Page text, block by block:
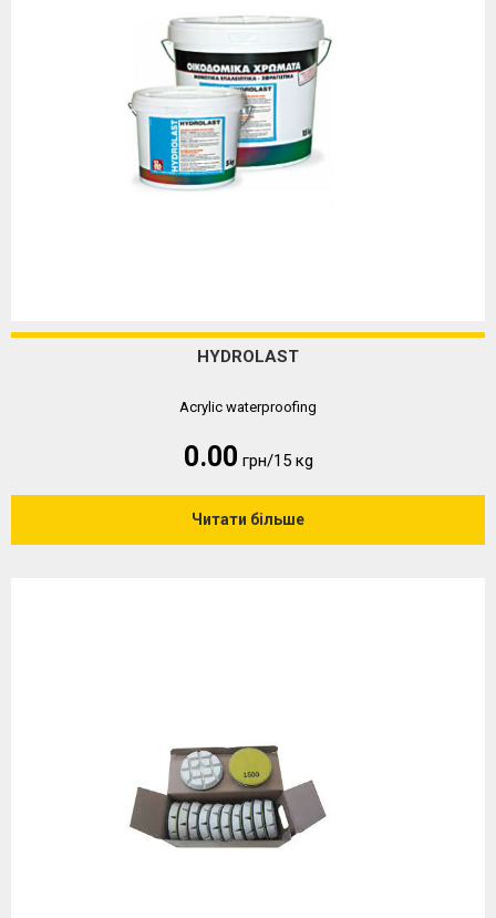
HYDROLAST
Acrylic waterproofing
0.00 грн/15 кg
Читати більше